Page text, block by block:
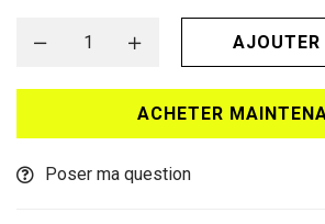
AJOUTER
ACHETER
Poser ma question